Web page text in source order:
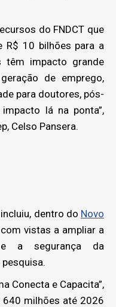
do FNDCT que
R$ 10 bilhões para a
têm impacto grande
de emprego,
para doutores, pós-
lá na ponta”,
Celso Pansera.
dentro do Novo
vistas a ampliar a
e a segurança da
Conecta e Capacita”,
milhões até 2026